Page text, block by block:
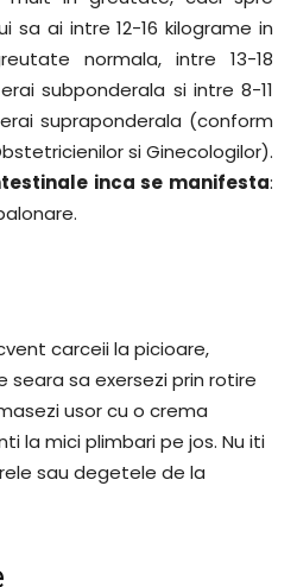
sa ai intre 12-16 kilograme in
normala, intre 13-18
subponderala si intre 8-11
supraponderala (conform
si Ginecologilor).
inca se manifesta:
carceii la picioare,
sa exersezi prin rotire
usor cu o crema
la mici plimbari pe jos. Nu iti
sau degetele de la